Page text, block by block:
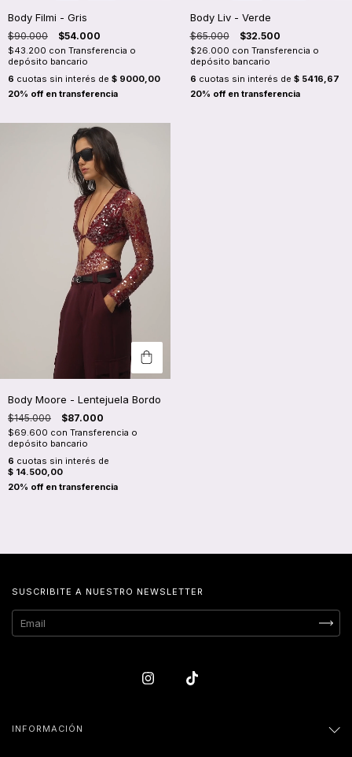
Body Filmi - Gris
$90.000 $54.000
$43.200 con Transferencia o
depósito bancario
6 cuotas sin interés de $ 9000,00
Body Liv - Verde
$65.000 $32.500
$26.000 con Transferencia o
depósito bancario
6 cuotas sin interés de $ 5416,67
Body Moore - Lentejuela Bordo
$145.000 $87.000
$69.600 con Transferencia o
depósito bancario
6 cuotas sin interés de
$ 14.500,00
SUSCRIBITE A NUESTRO NEWSLETTER
INFORMACIÓN